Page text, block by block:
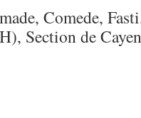
Comede,
Section de